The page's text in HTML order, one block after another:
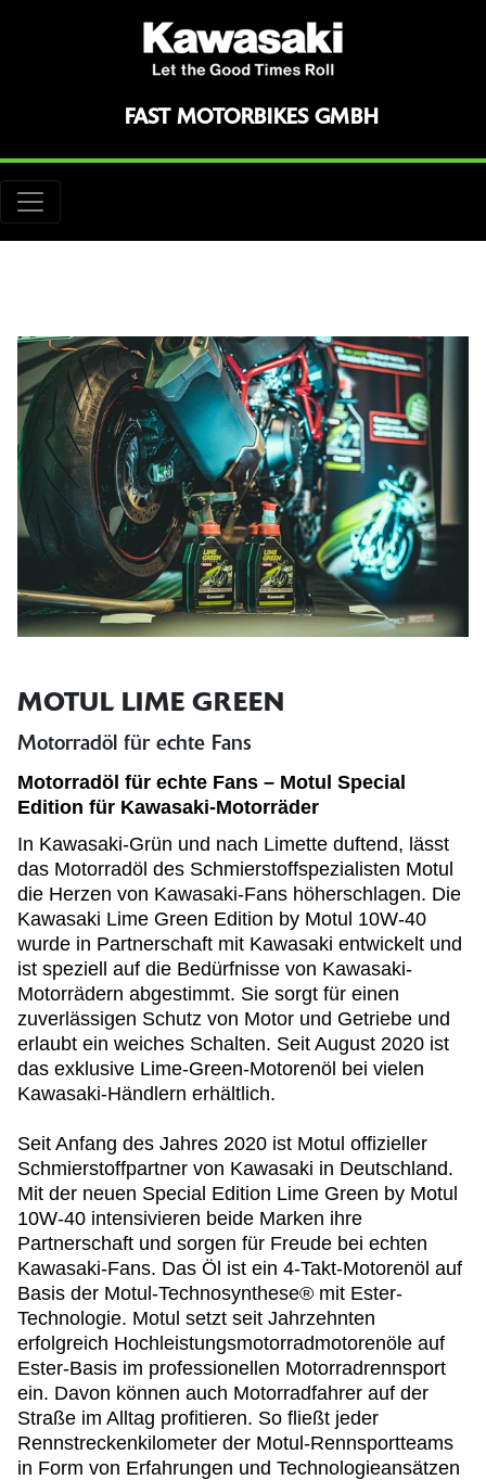
FAST MOTORBIKES GMBH
MOTUL LIME GREEN
Motorradöl für echte Fans
Motorradöl für echte Fans – Motul Special
Edition für Kawasaki-Motorräder
In Kawasaki-Grün und nach Limette duftend, lässt
das Motorradöl des Schmierstoffspezialisten Motul
die Herzen von Kawasaki-Fans höherschlagen. Die
Kawasaki Lime Green Edition by Motul 10W-40
wurde in Partnerschaft mit Kawasaki entwickelt und
ist speziell auf die Bedürfnisse von Kawasaki-
Motorrädern abgestimmt. Sie sorgt für einen
zuverlässigen Schutz von Motor und Getriebe und
erlaubt ein weiches Schalten. Seit August 2020 ist
das exklusive Lime-Green-Motorenöl bei vielen
Kawasaki-Händlern erhältlich.
Seit Anfang des Jahres 2020 ist Motul offizieller
Schmierstoffpartner von Kawasaki in Deutschland.
Mit der neuen Special Edition Lime Green by Motul
10W-40 intensivieren beide Marken ihre
Partnerschaft und sorgen für Freude bei echten
Kawasaki-Fans. Das Öl ist ein 4-Takt-Motorenöl auf
Basis der Motul-Technosynthese® mit Ester-
Technologie. Motul setzt seit Jahrzehnten
erfolgreich Hochleistungsmotorradmotorenöle auf
Ester-Basis im professionellen Motorradrennsport
ein. Davon können auch Motorradfahrer auf der
Straße im Alltag profitieren. So fließt jeder
Rennstreckenkilometer der Motul-Rennsportteams
in Form von Erfahrungen und Technologieansätzen